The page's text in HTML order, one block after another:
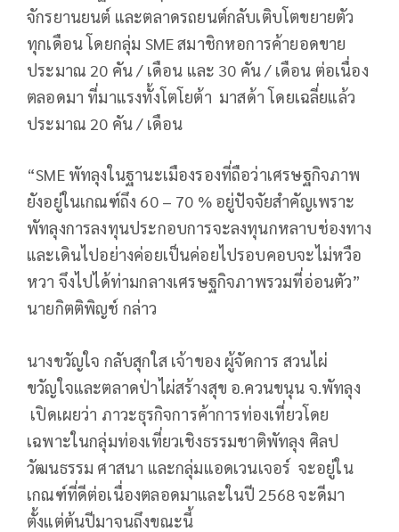
จักรยานยนต์ และตลาดรถยนต์กลับเติบโตขยายตัว
ทุกเดือน โดยกลุ่ม SME สมาชิกหอการค้ายอดขาย
ประมาณ 20 คัน / เดือน และ 30 คัน / เดือน ต่อเนื่อง
ตลอดมา ที่มาแรงทั้งโตโยต้า มาสด้า โดยเฉลี่ยแล้ว
ประมาณ 20 คัน / เดือน
“SME พัทลุงในฐานะเมืองรองที่ถือว่าเศรษฐกิจภาพ
ยังอยู่ในเกณฑ์ถึง 60 – 70 % อยู่ปัจจัยสำคัญเพราะ
พัทลุงการลงทุนประกอบการจะลงทุนกหลาบช่องทาง
และเดินไปอย่างค่อยเป็นค่อยไปรอบคอบจะไม่หวือ
หวา จึงไปได้ท่ามกลางเศรษฐกิจภาพรวมที่อ่อนตัว”
นายกิตติพิญช์ กล่าว
นางขวัญใจ กลับสุกใส เจ้าของ ผู้จัดการ สวนไผ่
ขวัญใจและตลาดป่าไผ่สร้างสุข อ.ควนขนุน จ.พัทลุง
เปิดเผยว่า ภาวะธุรกิจการค้าการท่องเที่ยวโดย
เฉพาะในกลุ่มท่องเที่ยวเชิงธรรมชาติพัทลุง ศิลป
วัฒนธรรม ศาสนา และกลุ่มแอดเวนเจอร์ จะอยู่ใน
เกณฑ์ที่ดีต่อเนื่องตลอดมาและในปี 2568 จะดีมา
ตั้งแต่ต้นปีมาจนถึงขณะนี้